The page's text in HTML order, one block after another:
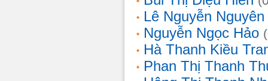
Lê Nguyễn
Nguyễn Ngọc Hảo
Hà Thanh Kiều
Phan Thị Thanh